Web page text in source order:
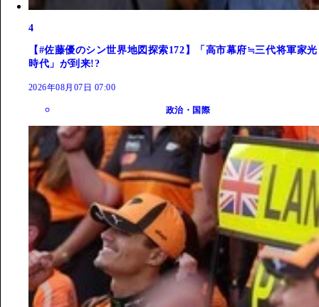
4
【#佐藤優のシン世界地図探索172】「高市幕府≒三代将軍家光
時代」が到来!?
2026年08月07日 07:00
政治・国際